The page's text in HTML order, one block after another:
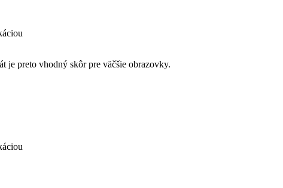
preto vhodný skôr pre väčšie obrazovky.